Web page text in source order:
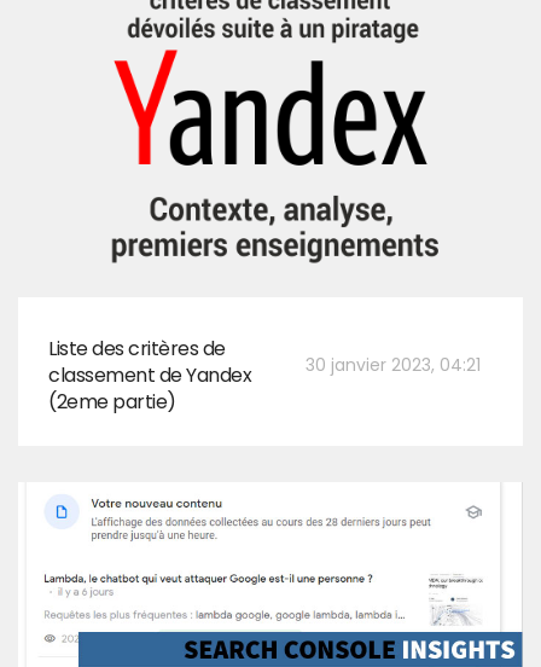
30 janvier 2023, 04:21
Liste des critères de
classement de Yandex
(2eme partie)